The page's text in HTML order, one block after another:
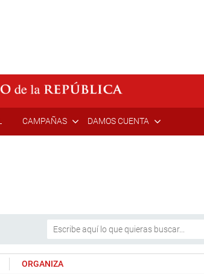
CAMPAÑAS DAMOS CUENTA
ORGANIZA